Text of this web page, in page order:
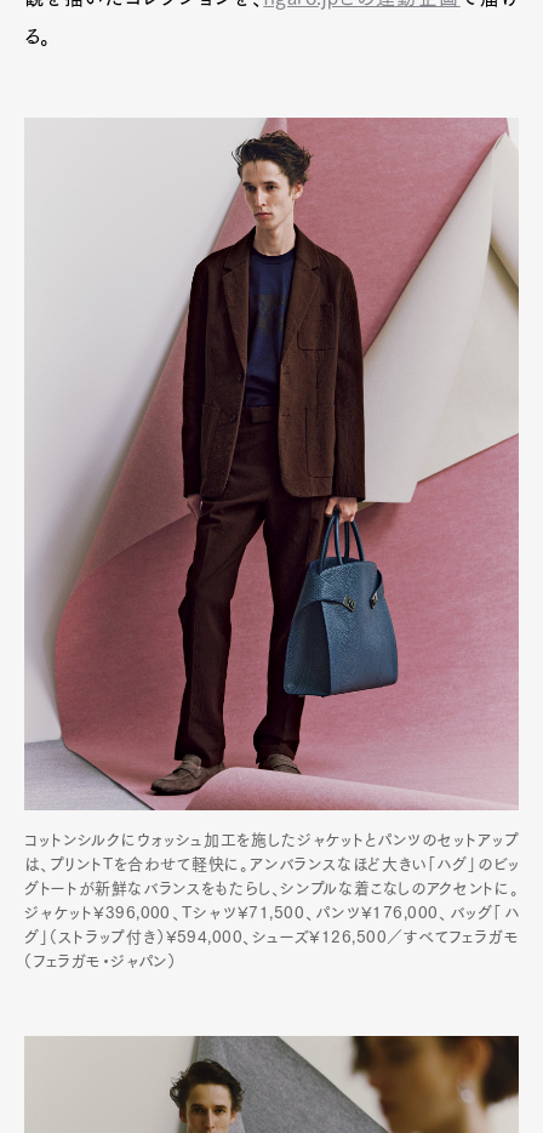
る。
コットンシルクにウォッシュ加工を施したジャケットとパンツのセットアップ
は、プリントTを合わせて軽快に。アンバランスなほど大きい「ハグ」のビッ
グトートが新鮮なバランスをもたらし、シンプルな着こなしのアクセントに。
ジャケット¥396,000、Tシャツ¥71,500、パンツ¥176,000、バッグ「ハ
グ」（ストラップ付き）¥594,000、シューズ¥126,500／すべてフェラガモ
（フェラガモ・ジャパン）